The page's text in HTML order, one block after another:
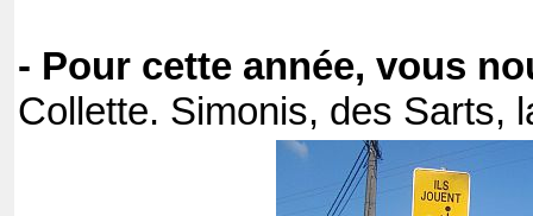
- Pour cette année, vous
Collette. Simonis, des Sarts,